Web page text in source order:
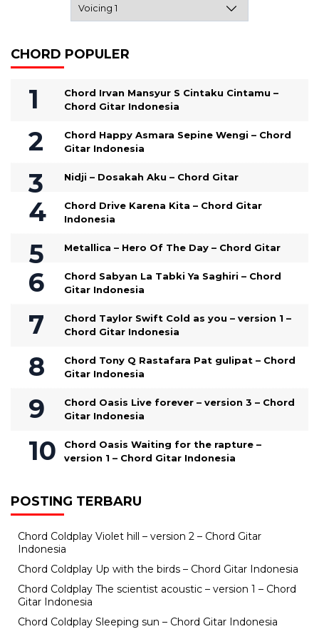
CHORD POPULER
Chord Irvan Mansyur S Cintaku Cintamu –
Chord Gitar Indonesia
Chord Happy Asmara Sepine Wengi – Chord
Gitar Indonesia
Nidji – Dosakah Aku – Chord Gitar
Chord Drive Karena Kita – Chord Gitar
Indonesia
Metallica – Hero Of The Day – Chord Gitar
Chord Sabyan La Tabki Ya Saghiri – Chord
Gitar Indonesia
Chord Taylor Swift Cold as you – version 1 –
Chord Gitar Indonesia
Chord Tony Q Rastafara Pat gulipat – Chord
Gitar Indonesia
Chord Oasis Live forever – version 3 – Chord
Gitar Indonesia
Chord Oasis Waiting for the rapture –
version 1 – Chord Gitar Indonesia
POSTING TERBARU
Chord Coldplay Violet hill – version 2 – Chord Gitar
Indonesia
Chord Coldplay Up with the birds – Chord Gitar Indonesia
Chord Coldplay The scientist acoustic – version 1 – Chord
Gitar Indonesia
Chord Coldplay Sleeping sun – Chord Gitar Indonesia